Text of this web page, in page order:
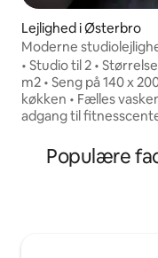
Lejlighed i Østerbro
Moderne
Østerbro
• Studio til 2 •
m2 • Seng på 140 x
køkken • Fælles
adgang til
bagageopbevaring •
rådighed (på
lounge • Fælles
Populære